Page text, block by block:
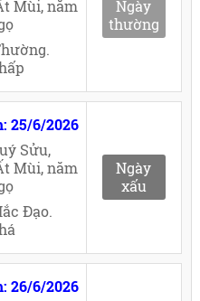
Mùi, năm
Ngày
thường
25/6/2026
Sửu,
Mùi, năm
Đạo.
Ngày
xấu
26/6/2026